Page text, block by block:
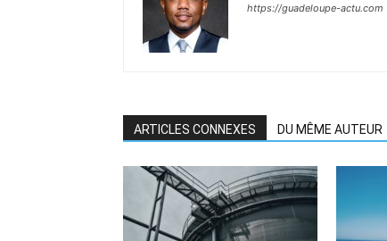
https://guadeloupe-actu.com
ARTICLES CONNEXES DU MÊME AUTEUR